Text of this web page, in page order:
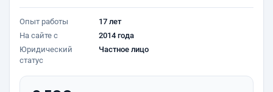
Опыт работы
17 лет
На сайте с
2014 года
Юридический
статус
Частное лицо